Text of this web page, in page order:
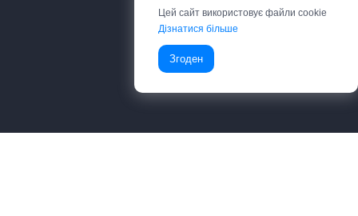
Цей сайт використовує файли cookie
Дізнатися більше
Згоден